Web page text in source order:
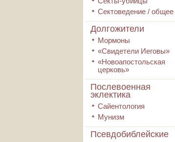
Сектоведение / общее
Долгожители
Мормоны
«Свидетели Иеговы»
«Новоапостольская
церковь»
Послевоенная
эклектика
Сайентология
Мунизм
Псевдобиблейские